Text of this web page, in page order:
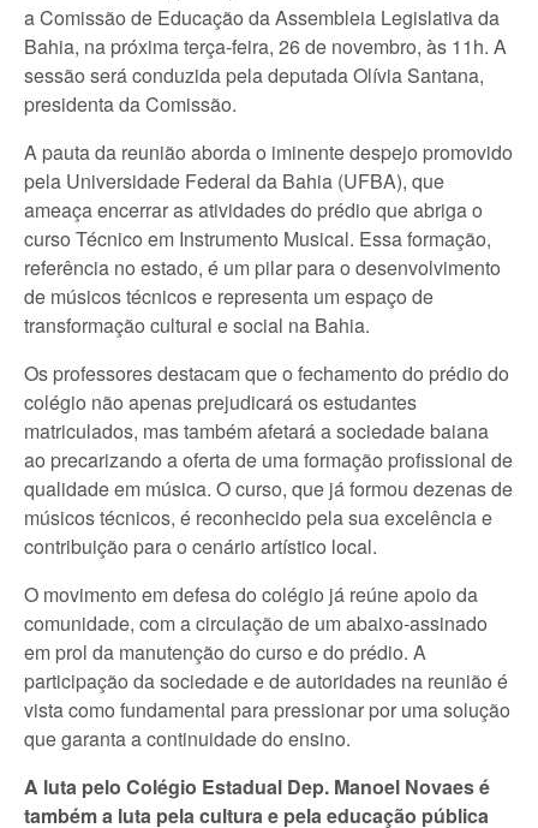
a Comissão de Educação da Assembleia Legislativa da
Bahia, na próxima terça-feira, 26 de novembro, às 11h. A
sessão será conduzida pela deputada Olívia Santana,
presidenta da Comissão.
A pauta da reunião aborda o iminente despejo promovido
pela Universidade Federal da Bahia (UFBA), que
ameaça encerrar as atividades do prédio que abriga o
curso Técnico em Instrumento Musical. Essa formação,
referência no estado, é um pilar para o desenvolvimento
de músicos técnicos e representa um espaço de
transformação cultural e social na Bahia.
Os professores destacam que o fechamento do prédio do
colégio não apenas prejudicará os estudantes
matriculados, mas também afetará a sociedade baiana
ao precarizando a oferta de uma formação profissional de
qualidade em música. O curso, que já formou dezenas de
músicos técnicos, é reconhecido pela sua excelência e
contribuição para o cenário artístico local.
O movimento em defesa do colégio já reúne apoio da
comunidade, com a circulação de um abaixo-assinado
em prol da manutenção do curso e do prédio. A
participação da sociedade e de autoridades na reunião é
vista como fundamental para pressionar por uma solução
que garanta a continuidade do ensino.
A luta pelo Colégio Estadual Dep. Manoel Novaes é
também a luta pela cultura e pela educação pública